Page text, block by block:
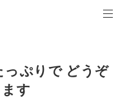
っぷりで どうぞ
す